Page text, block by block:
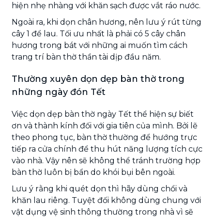
hiện nhẹ nhàng với khăn sạch được vắt ráo nước.
Ngoài ra, khi dọn chân hương, nên lưu ý rút từng
cây 1 để lau. Tối ưu nhất là phải có 5 cây chân
hương trong bát với những ai muốn tìm cách
trang trí bàn thờ thần tài dịp đầu năm.
Thường xuyên dọn dẹp bàn thờ trong
những ngày đón Tết
Việc dọn dẹp bàn thờ ngày Tết thể hiện sự biết
ơn và thành kính đối với gia tiên của mình. Bởi lẽ
theo phong tục, bàn thờ thường để hướng trực
tiếp ra cửa chính để thu hút năng lượng tích cực
vào nhà. Vậy nên sẽ không thể tránh trường hợp
bàn thờ luôn bị bẩn do khói bụi bên ngoài.
Lưu ý rằng khi quét dọn thì hãy dùng chổi và
khăn lau riêng. Tuyệt đối không dùng chung với
vật dụng vệ sinh thông thường trong nhà vì sẽ